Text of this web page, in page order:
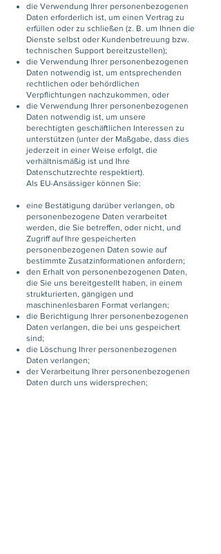
die Verwendung Ihrer personenbezogenen
Daten erforderlich ist, um einen Vertrag zu
erfüllen oder zu schließen (z. B. um Ihnen die
Dienste selbst oder Kundenbetreuung bzw.
technischen Support bereitzustellen);
die Verwendung Ihrer personenbezogenen
Daten notwendig ist, um entsprechenden
rechtlichen oder behördlichen
Verpflichtungen nachzukommen, oder
die Verwendung Ihrer personenbezogenen
Daten notwendig ist, um unsere
berechtigten geschäftlichen Interessen zu
unterstützen (unter der Maßgabe, dass dies
jederzeit in einer Weise erfolgt, die
verhältnismäßig ist und Ihre
Datenschutzrechte respektiert).
Als EU-Ansässiger können Sie:
eine Bestätigung darüber verlangen, ob
personenbezogene Daten verarbeitet
werden, die Sie betreffen, oder nicht, und
Zugriff auf Ihre gespeicherten
personenbezogenen Daten sowie auf
bestimmte Zusatzinformationen anfordern;
den Erhalt von personenbezogenen Daten,
die Sie uns bereitgestellt haben, in einem
strukturierten, gängigen und
maschinenlesbaren Format verlangen;
die Berichtigung lhrer personenbezogenen
Daten verlangen, die bei uns gespeichert
sind;
die Löschung Ihrer personenbezogenen
Daten verlangen;
der Verarbeitung Ihrer personenbezogenen
Daten durch uns widersprechen;